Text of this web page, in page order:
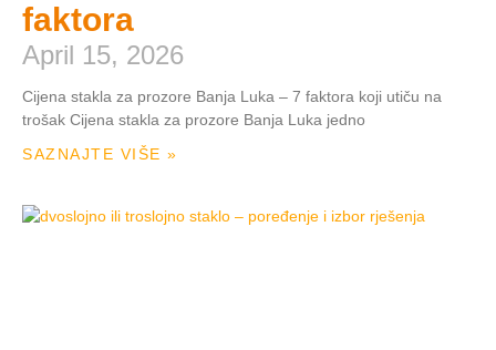
faktora
April 15, 2026
Cijena stakla za prozore Banja Luka – 7 faktora koji utiču na
trošak Cijena stakla za prozore Banja Luka jedno
SAZNAJTE VIŠE »